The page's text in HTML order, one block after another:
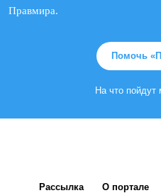
Правмира.
Помочь
На что пойдут
Рассылка О портале